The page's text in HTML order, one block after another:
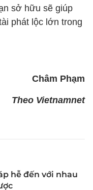
sở hữu sẽ giúp
phát lộc lớn trong
Châm Phạm
Theo Vietnamnet
hễ đến với nhau